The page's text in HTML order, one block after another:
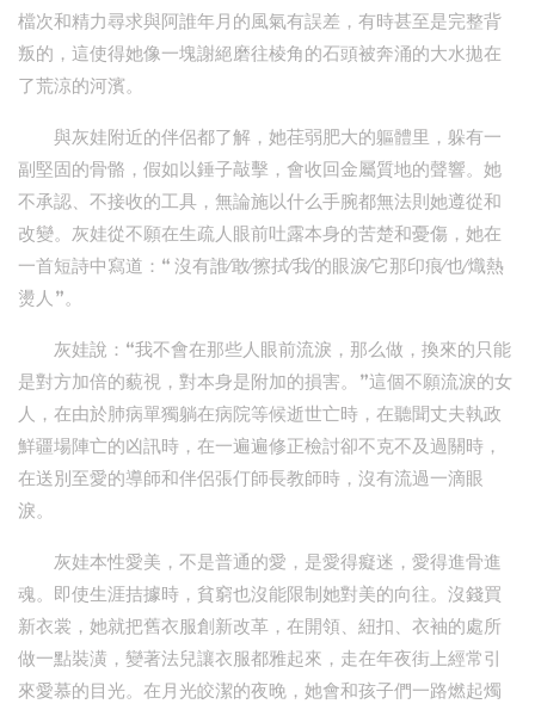
檔次和精力尋求與阿誰年月的風氣有誤差，有時甚至是完整背
叛的，這使得她像一塊謝絕磨往棱角的石頭被奔涌的大水拋在
了荒涼的河濱。
與灰娃附近的伴侶都了解，她荏弱肥大的軀體里，躲有一
副堅固的骨骼，假如以錘子敲擊，會收回金屬質地的聲響。她
不承認、不接收的工具，無論施以什么手腕都無法則她遵從和
改變。灰娃從不願在生疏人眼前吐露本身的苦楚和憂傷，她在
一首短詩中寫道：“ 沒有誰∕敢∕擦拭∕我∕的眼淚∕它那印痕∕也∕熾熱
燙人”。
灰娃說：“我不會在那些人眼前流淚，那么做，換來的只能
是對方加倍的藐視，對本身是附加的損害。”這個不願流淚的女
人，在由於肺病單獨躺在病院等候逝世亡時，在聽聞丈夫執政
鮮疆場陣亡的凶訊時，在一遍遍修正檢討卻不克不及過關時，
在送別至愛的導師和伴侶張仃師長教師時，沒有流過一滴眼
淚。
灰娃本性愛美，不是普通的愛，是愛得癡迷，愛得進骨進
魂。即使生涯拮據時，貧窮也沒能限制她對美的向往。沒錢買
新衣裳，她就把舊衣服創新改革，在開領、紐扣、衣袖的處所
做一點裝潢，變著法兒讓衣服都雅起來，走在年夜街上經常引
來愛慕的目光。在月光皎潔的夜晚，她會和孩子們一路燃起燭